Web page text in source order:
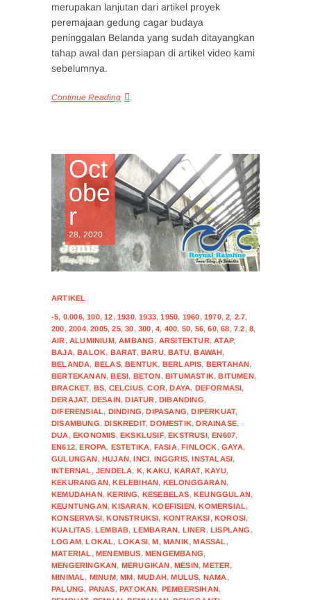
merupakan lanjutan dari artikel proyek
peremajaan gedung cagar budaya
peninggalan Belanda yang sudah ditayangkan
tahap awal dan persiapan di artikel video kami
sebelumnya.
Continue Reading
Oct
obe
r
28, 2020
ARTIKEL
-5, 0.006,100,12,1930,1933,1950, 1960, 1970,2, 2.7,
200,2004,2005,25,30,300,4, 400, 50, 56,60,68, 7.2, 8,
AIR,ALUMINIUM,AMBANG, ARSITEKTUR,ATAP,
BAJA,BALOK, BARAT,BARU,BATU,BAWAH,
BELANDA, BELAS,BENTUK, BERLAPIS, BERTAHAN,
BERTEKANAN,BESI, BETON,BITUMASTIK,BITUMEN,
BRACKET, BS, CELCIUS,COR,DAYA, DEFORMASI,
DERAJAT, DESAIN,DIATUR,DIBANDING,
DIFERENSIAL, DINDING,DIPASANG,DIPERKUAT,
DISAMBUNG,DISKREDIT,DOMESTIK,DRAINASE,
DUA,EKONOMIS,EKSKLUSIF,EKSTRUSI,EN607,
EN612,EROPA, ESTETIKA, FASIA,FINLOCK,GAYA,
GULUNGAN,HUJAN,INCI, INGGRIS,INSTALASI,
INTERNAL ,JENDELA, K,KAKU, KARAT,KAYU,
KEKURANGAN,KELEBIHAN, KELONGGARAN,
KEMUDAHAN,KERING, KESEBELAS,KEUNGGULAN,
KEUNTUNGAN,KISARAN,KOEFISIEN,KOMERSIAL,
KONSERVASI,KONSTRUKSI, KONTRAKSI,KOROSI,
KUALITAS,LEMBAB, LEMBARAN, LINER,LISPLANG ,
LOGAM,LOKAL, LOKASI,M,MANIK,MASSAL ,
MATERIAL ,MENEMBUS,MENGEMBANG,
MENGERINGKAN, MERUGIKAN,MESIN,METER,
MINIMAL, MINUM,MM,MUDAH,MULUS, NAMA,
PALUNG, PANAS,PATOKAN, PEMBERSIHAN,